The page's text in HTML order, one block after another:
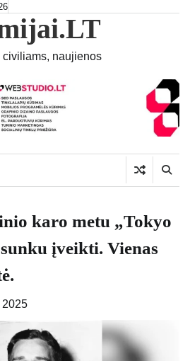
civiliams, naujienos
karo metu „Tokyo
įveikti. Vienas
2025